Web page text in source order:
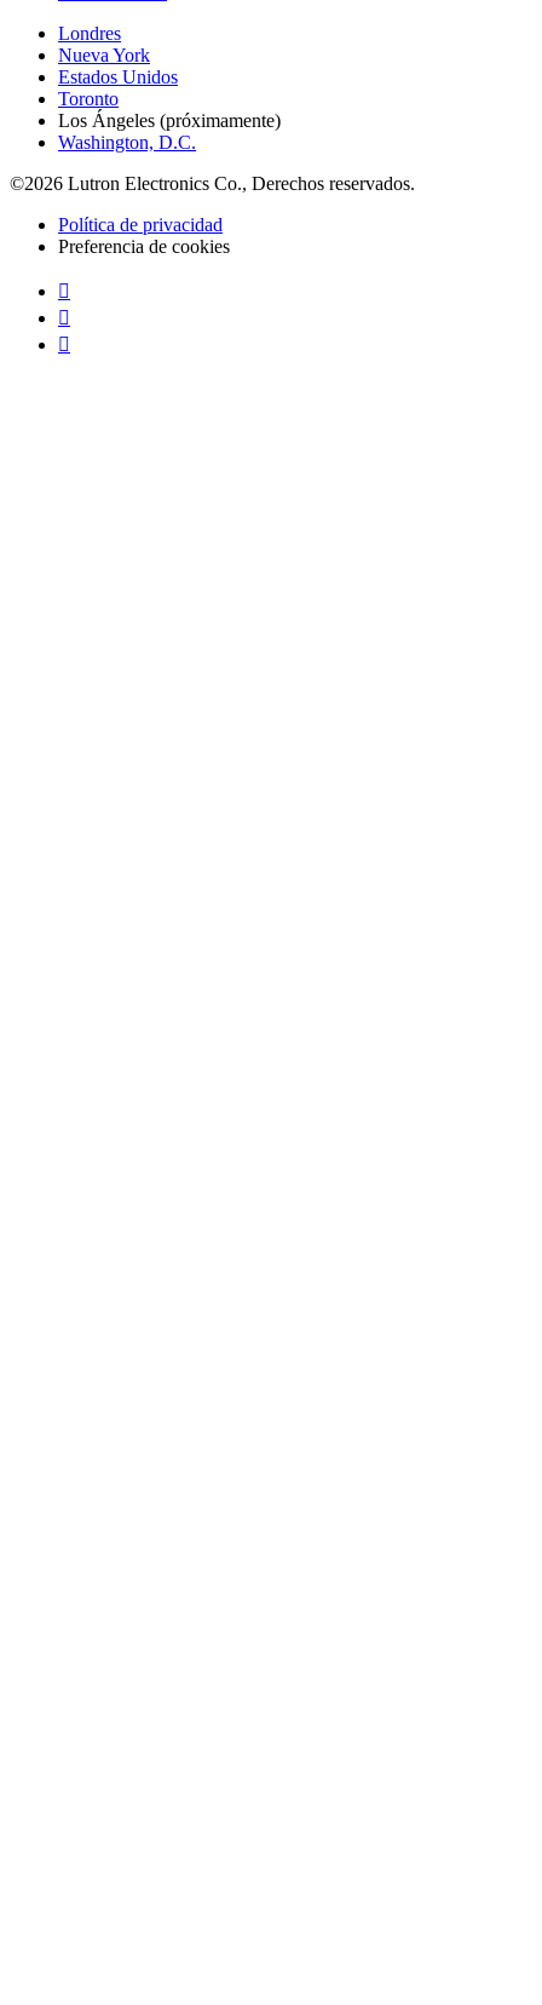
Londres
Nueva York
Estados Unidos
Toronto
Los Ángeles (próximamente)
Washington, D.C.
©2026 Lutron Electronics Co., Derechos reservados.
Política de privacidad
Preferencia de cookies